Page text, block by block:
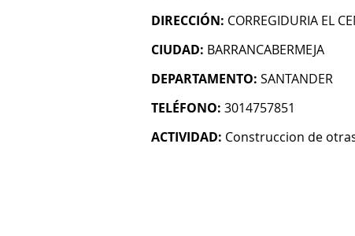
DIRECCIÓN: CORREGIDURIA EL
CIUDAD: BARRANCABERMEJA
DEPARTAMENTO: SANTANDER
TELÉFONO: 3014757851
ACTIVIDAD: Construccion de